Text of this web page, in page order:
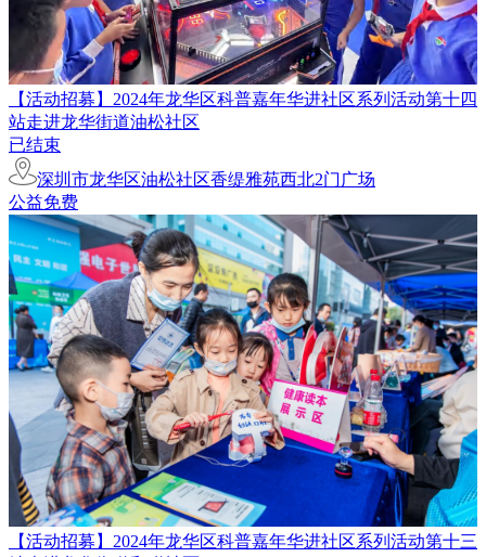
​【活动招募】​2024年龙华区科普嘉年华进社区系列活动第十四
站走进龙华街道油松社区
已结束
深圳市龙华区油松社区香缇雅苑西北2门广场
公益免费
【活动招募】2024年龙华区科普嘉年华进社区系列活动第十三